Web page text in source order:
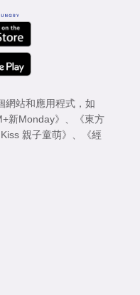
網站和應用程式，如
新Monday》
《東方
親子童萌》
《經